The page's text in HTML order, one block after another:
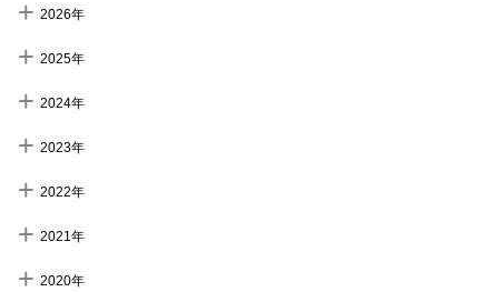
2026年
2025年
2024年
2023年
2022年
2021年
2020年